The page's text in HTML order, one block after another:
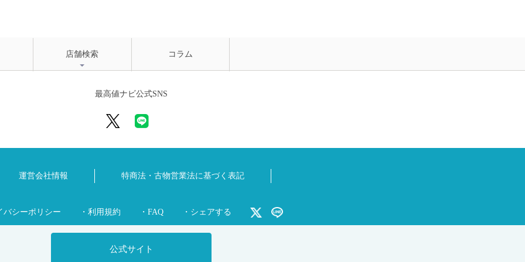
公式サイト
店舗検索 コラム
最高値ナビ公式SNS
運営会社情報 特商法・古物営業法に基づく表記
バシーポリシー ・利用規約 ・FAQ ・シェアする